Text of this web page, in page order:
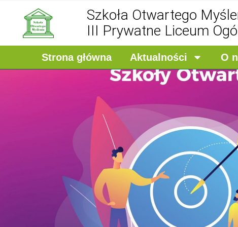
Szkoła Otwartego
III Prywatne Liceum
Strona główna Aktualności O